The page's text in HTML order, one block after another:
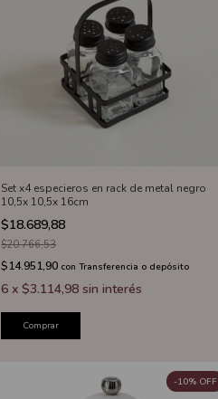
Set x4 especieros en rack de metal negro
10,5x 10,5x 16cm
$18.689,88
$20.766,53
$14.951,90 con Transferencia o depósito
6 x$3.114,98 sin interés
Comprar
-10% OFF